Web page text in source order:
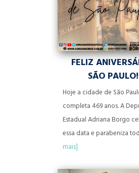
FELIZ
SÃO PAULO!
Hoje a cidade de São
completa 469 anos. A
Estadual Adriana Borgo
essa data e parabeniza
mais]